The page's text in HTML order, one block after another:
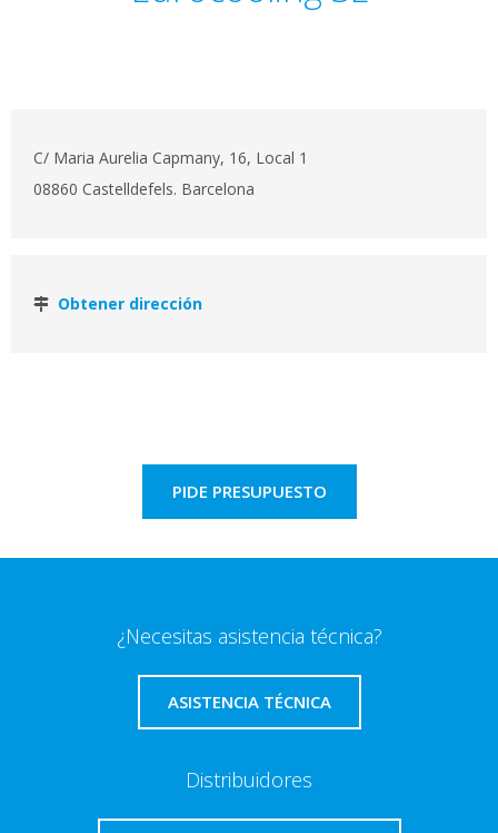
C/ Maria Aurelia Capmany, 16, Local 1
08860 Castelldefels. Barcelona
Obtener dirección
PIDE PRESUPUESTO
¿Necesitas asistencia técnica?
ASISTENCIA TÉCNICA
Distribuidores